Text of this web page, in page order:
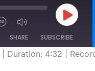
Play
Episode
SUBSCRIBE
SHARE
Duration: 4:32